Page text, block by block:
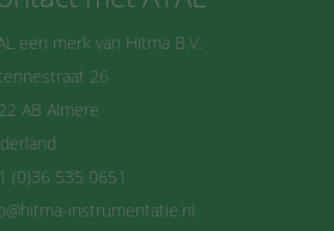
een merk van Hitma B.V.
26
AB Almere
(0)36 535 0651
instrumentatie.nl